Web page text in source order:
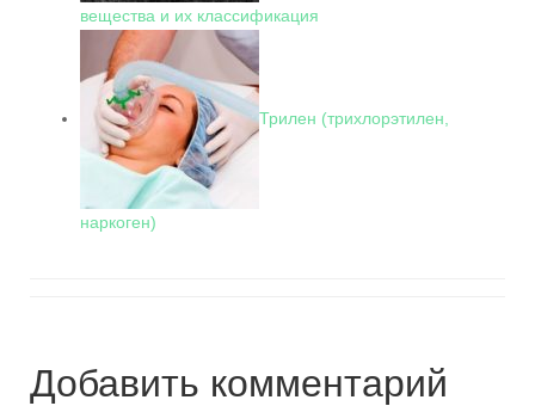
вещества и их классификация
Трилен (трихлорэтилен,
наркоген)
Добавить комментарий